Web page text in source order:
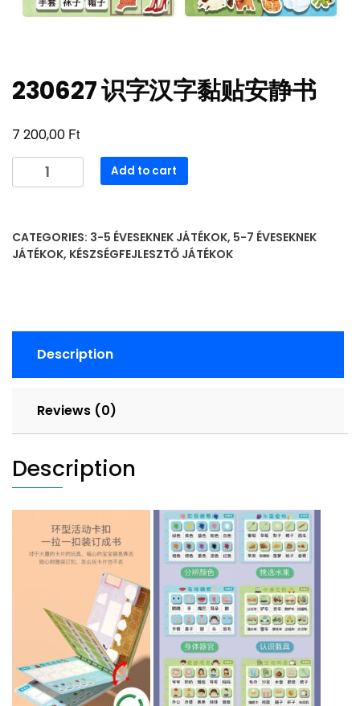
230627 识字汉字黏贴安静书
7 200,00 Ft
230627
识
字
黏
quantity
Add to cart
CATEGORIES: 3-5 ÉVESEKNEK JÁTÉKOK, 5-7 ÉVESEKNEK
JÁTÉKOK, KÉSZSÉGFEJLESZTŐ JÁTÉKOK
Description
Reviews (0)
Description